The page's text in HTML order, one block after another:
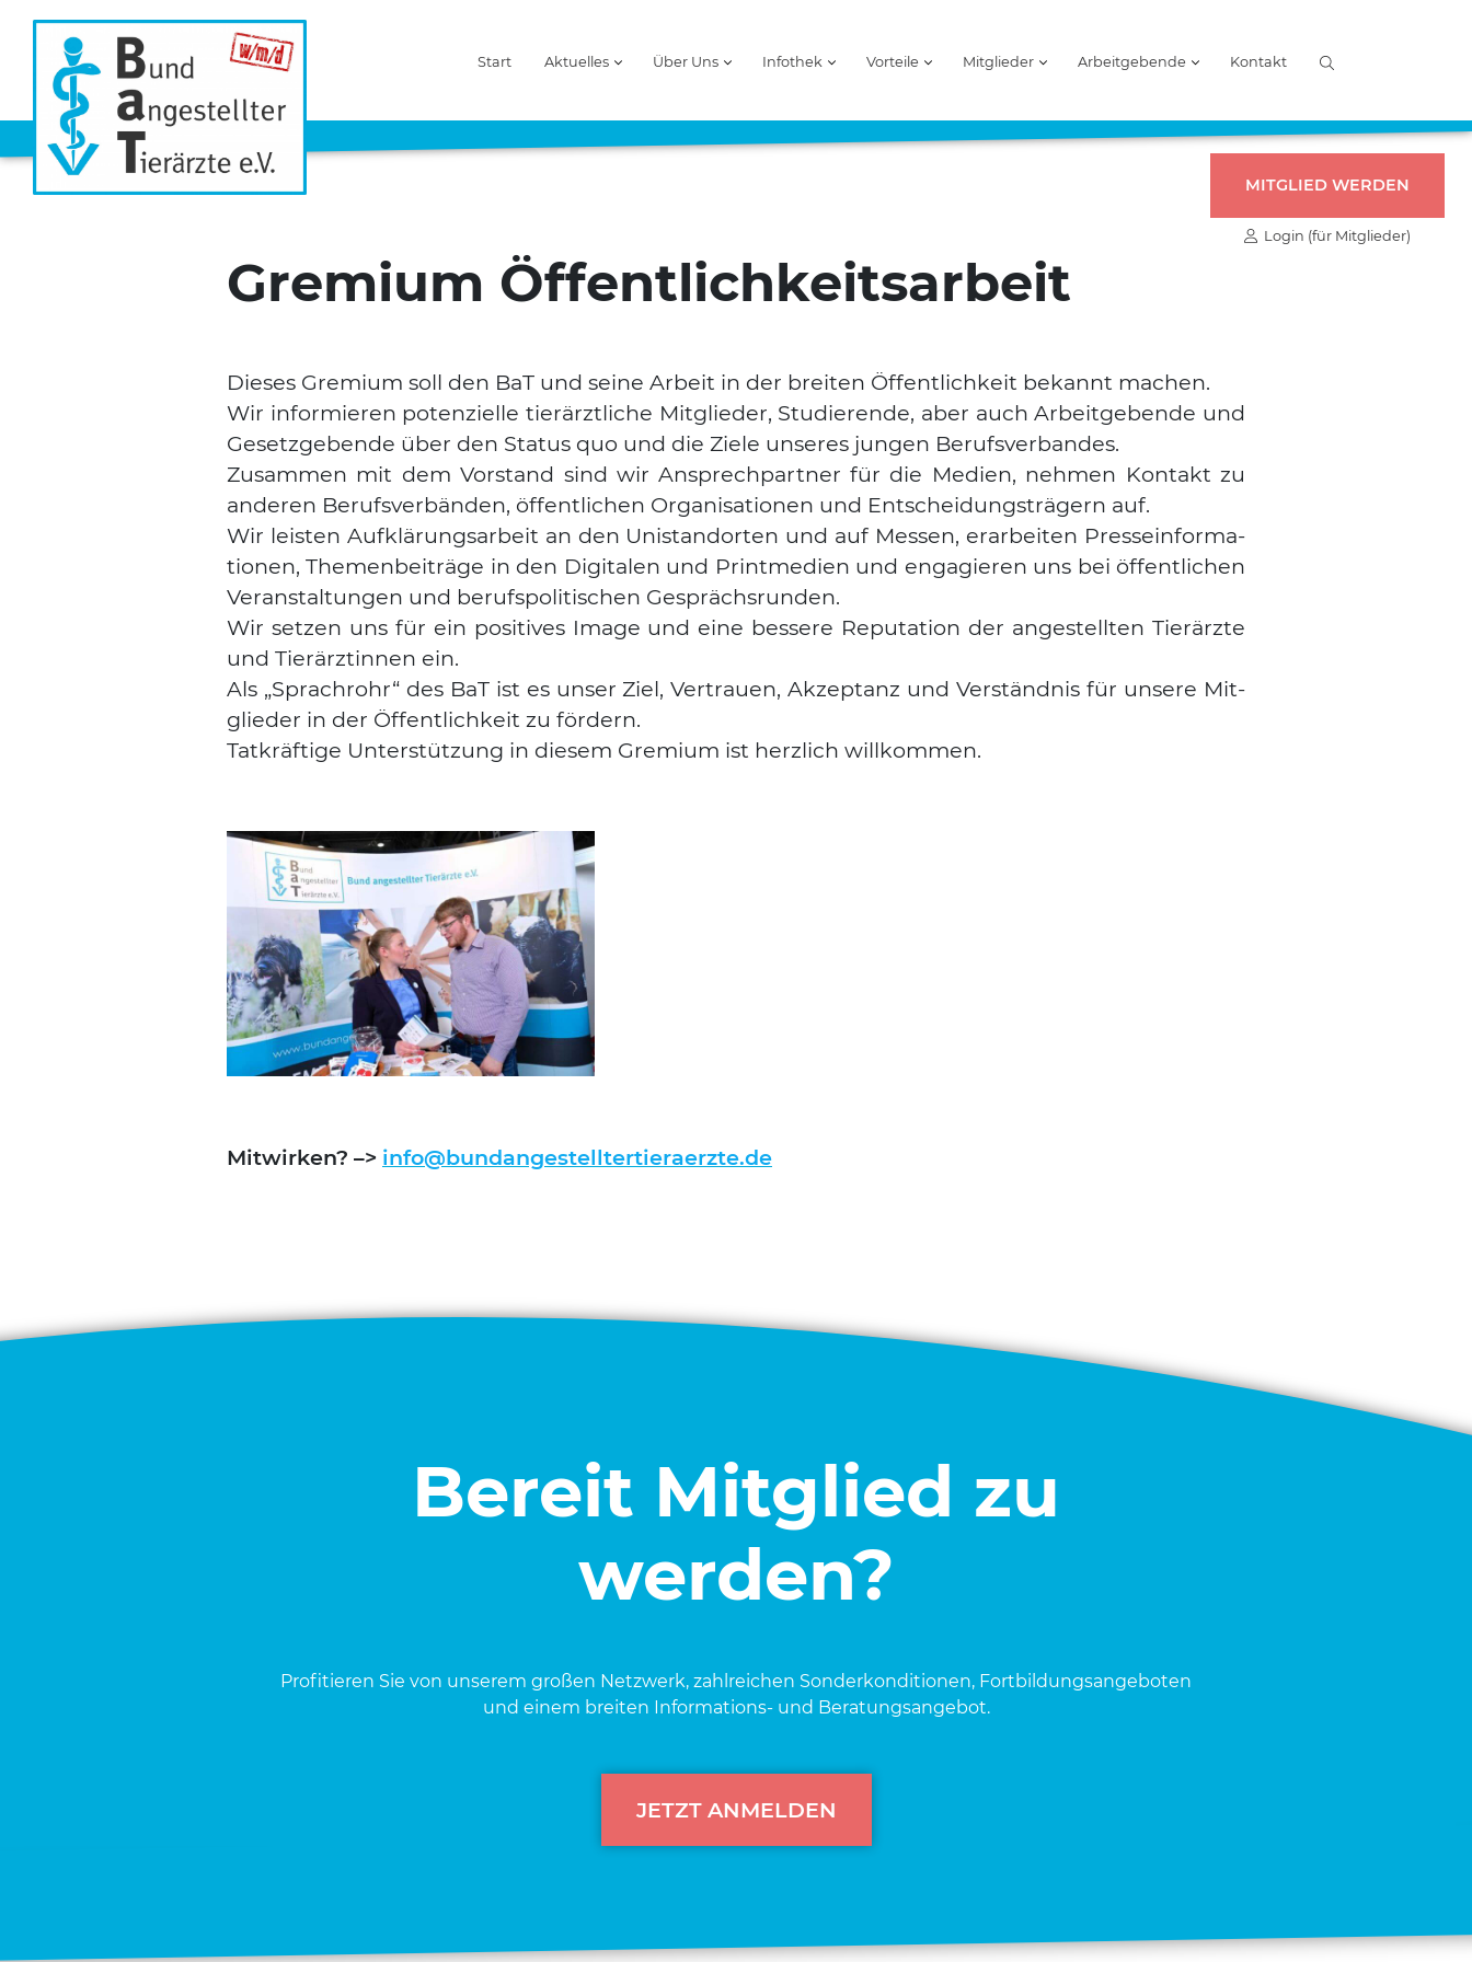
Start Aktuelles Über Uns Infothek Vorteile Mitglieder Arbeitgebende Kontakt
MITGLIED WERDEN
Login (für Mitglieder)
Gremium Öffentlichkeitsarbeit
Die­ses Gre­mi­um soll den BaT und sei­ne Arbeit in der brei­ten Öffent­lich­keit bekannt machen.
Wir infor­mie­ren poten­zi­el­le tier­ärzt­li­che Mit­glie­der, Stu­die­ren­de, aber auch Arbeit­ge­ben­de und
Gesetz­ge­ben­de über den Sta­tus quo und die Zie­le unse­res jun­gen Berufs­ver­ban­des.
Zusam­men mit dem Vor­stand sind wir Ansprech­part­ner für die Medi­en, neh­men Kon­takt zu
ande­ren Berufs­ver­bän­den, öffent­li­chen Orga­ni­sa­tio­nen und Ent­schei­dungs­trä­gern auf.
Wir leis­ten Auf­klä­rungs­ar­beit an den Uni­stand­or­ten und auf Mes­sen, erar­bei­ten Pres­se­infor­ma­
tio­nen, The­men­bei­trä­ge in den Digi­ta­len und Print­me­di­en und enga­gie­ren uns bei öffent­li­chen
Ver­an­stal­tun­gen und berufs­po­li­ti­schen Gesprächs­run­den.
Wir set­zen uns für ein posi­ti­ves Image und eine bes­se­re Repu­ta­ti­on der ange­stell­ten Tier­ärz­te
und Tier­ärz­tin­nen ein.
Als „Sprach­rohr“ des BaT ist es unser Ziel, Ver­trau­en, Akzep­tanz und Ver­ständ­nis für unse­re Mit­
glie­der in der Öffent­lich­keit zu för­dern.
Tat­kräf­ti­ge Unter­stüt­zung in die­sem Gre­mi­um ist herz­lich will­kom­men.
Mit­wir­ken? –> info@bundangestelltertieraerzte.de
Bereit Mitglied zu
werden?
Pro­fi­tie­ren Sie von unse­rem gro­ßen Netz­werk, zahl­rei­chen Son­der­kon­di­tio­nen, Fort­bil­dungs­an­ge­bo­ten
und einem brei­ten Infor­ma­ti­ons- und Bera­tungs­an­ge­bot.
JETZT ANMELDEN